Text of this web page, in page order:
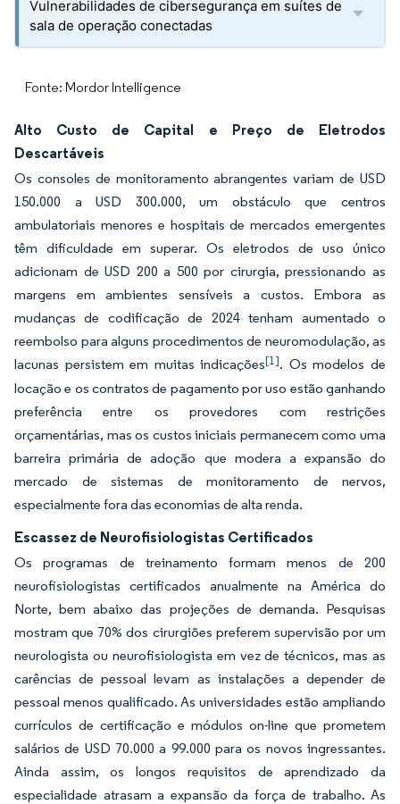
Vulnerabilidades de cibersegurança em suítes de
sala de operação conectadas
Fonte: Mordor Intelligence
Alto Custo de Capital e Preço de Eletrodos
Descartáveis
Os consoles de monitoramento abrangentes variam de USD
150.000 a USD 300.000, um obstáculo que centros
ambulatoriais menores e hospitais de mercados emergentes
têm dificuldade em superar. Os eletrodos de uso único
adicionam de USD 200 a 500 por cirurgia, pressionando as
margens em ambientes sensíveis a custos. Embora as
mudanças de codificação de 2024 tenham aumentado o
reembolso para alguns procedimentos de neuromodulação, as
lacunas persistem em muitas indicações[1]. Os modelos de
locação e os contratos de pagamento por uso estão ganhando
preferência entre os provedores com restrições
orçamentárias, mas os custos iniciais permanecem como uma
barreira primária de adoção que modera a expansão do
mercado de sistemas de monitoramento de nervos,
especialmente fora das economias de alta renda.
Escassez de Neurofisiologistas Certificados
Os programas de treinamento formam menos de 200
neurofisiologistas certificados anualmente na América do
Norte, bem abaixo das projeções de demanda. Pesquisas
mostram que 70% dos cirurgiões preferem supervisão por um
neurologista ou neurofisiologista em vez de técnicos, mas as
carências de pessoal levam as instalações a depender de
pessoal menos qualificado. As universidades estão ampliando
currículos de certificação e módulos on-line que prometem
salários de USD 70.000 a 99.000 para os novos ingressantes.
Ainda assim, os longos requisitos de aprendizado da
especialidade atrasam a expansão da força de trabalho. As